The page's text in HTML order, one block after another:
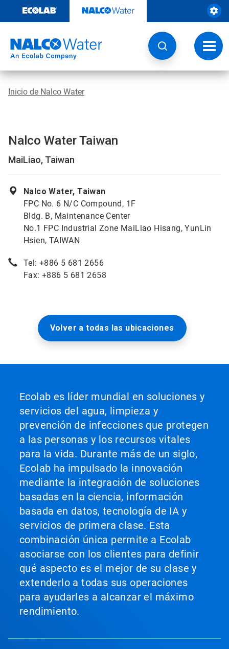
contenido
de
Inicio de Nalco Water
Nalco Water Taiwan
MaiLiao, Taiwan
Nalco Water, Taiwan
FPC No. 6 N/C Compound, 1F
Bldg. B, Maintenance Center
No.1 FPC Industrial Zone MaiLiao Hisang, YunLin
Hsien, TAIWAN
Tel: +886 5 681 2656
Fax: +886 5 681 2658
Volver a todas las ubicaciones
Ecolab es líder mundial en soluciones y
servicios del agua, limpieza y
prevención de infecciones que protegen
a las personas y los recursos vitales
para la vida. Durante más de un siglo,
Ecolab ha impulsado la innovación
mediante la integración de soluciones
basadas en la ciencia, información
basada en datos, tecnología de IA y
servicios de primera clase. Esta
combinación única permite a Ecolab
asociarse con los clientes para definir
qué aspecto es el mejor de su clase y
extenderlo a todas sus operaciones
para ayudarles a alcanzar el máximo
rendimiento.